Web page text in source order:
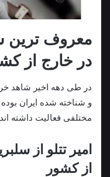
معروف ترین
در خارج از
در طی دهه اخیر شاهد
و شناخته شده ایران
مختلفی فعالیت داشته
امیر تتلو از
از کشور